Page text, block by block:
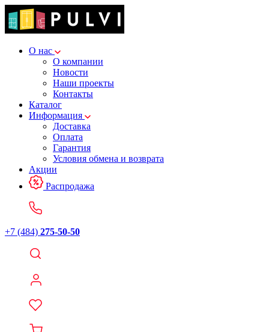
О нас
О компании
Новости
Наши проекты
Контакты
Каталог
Информация
Доставка
Оплата
Гарантия
Условия обмена и возврата
Акции
Распродажа
+7 (484) 275-50-50